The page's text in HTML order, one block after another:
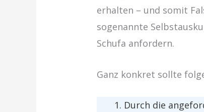
erhalten – und somit
sogenannte
Schufa anfordern.
Ganz konkret sollte
Durch die